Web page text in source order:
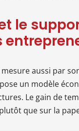
le
aussi par
un modèle
Le gain de
que sur la